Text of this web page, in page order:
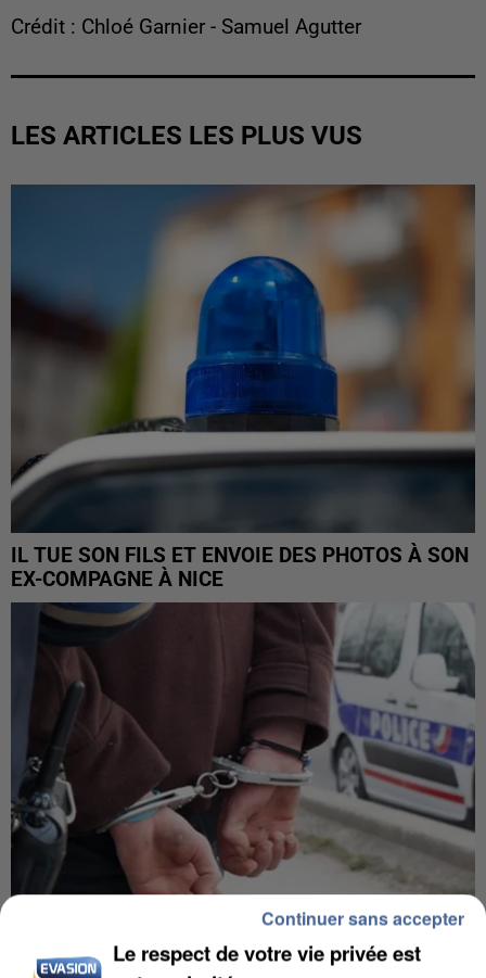
Crédit : Chloé Garnier - Samuel Agutter
LES ARTICLES LES PLUS VUS
IL TUE SON FILS ET ENVOIE DES PHOTOS À SON
EX-COMPAGNE À NICE
Le respect de votre vie privée est
Continuer sans accepter